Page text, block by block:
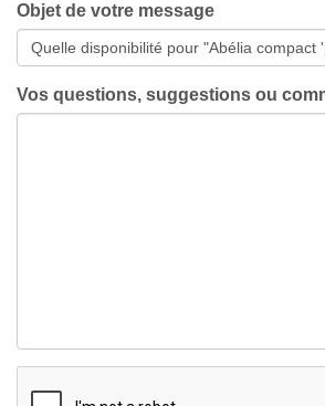
Objet de votre message
Vos questions, suggestions ou